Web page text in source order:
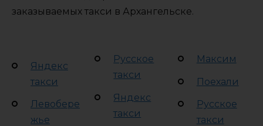
заказываемых такси в Архангельске.
Яндекс
такси
Левобере
жье
Русское
такси
Яндекс
такси
Максим
Поехали
Русское
такси